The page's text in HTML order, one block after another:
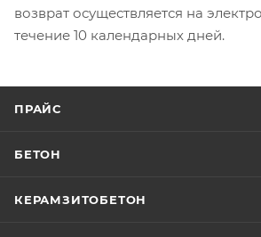
возврат осуществляется на
течение 10 календарных дней.
ПРАЙС
БЕТОН
КЕРАМЗИТОБЕТОН